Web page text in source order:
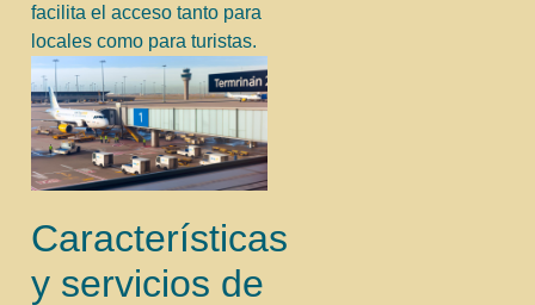
facilita el acceso tanto para
locales como para turistas.
Características
y servicios de